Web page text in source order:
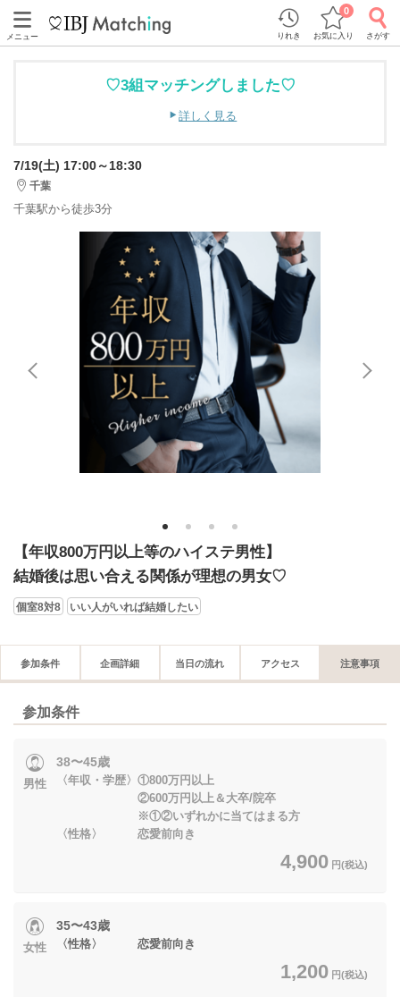
メニュー りれき お気に入り
0
さがす
♡3組マッチングしました♡
詳しく見る
7/19(土) 17:00～18:30
千葉
千葉駅から徒歩3分
1 2 3 4
【年収800万円以上等のハイステ男性】
結婚後は思い合える関係が理想の男女♡
個室8対8 いい人がいれば結婚したい
参加条件 企画詳細 当日の流れ アクセス 注意事項
参加条件
男性
38〜45歳
〈年収・学歴〉①800万円以上
②600万円以上＆大卒/院卒
※①②いずれかに当てはまる方
〈性格〉 恋愛前向き
4,900 円(税込)
女性
35〜43歳
〈性格〉 恋愛前向き
1,200 円(税込)